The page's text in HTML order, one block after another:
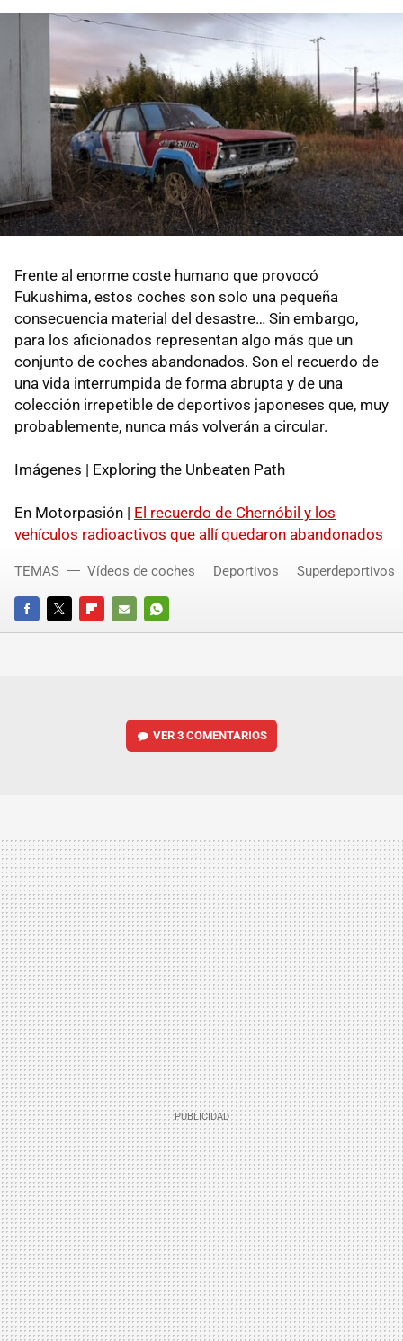
Frente al enorme coste humano que provocó
Fukushima, estos coches son solo una pequeña
consecuencia material del desastre… Sin embargo,
para los aficionados representan algo más que un
conjunto de coches abandonados. Son el recuerdo de
una vida interrumpida de forma abrupta y de una
colección irrepetible de deportivos japoneses que, muy
probablemente, nunca más volverán a circular.
Imágenes | Exploring the Unbeaten Path
En Motorpasión | El recuerdo de Chernóbil y los
vehículos radioactivos que allí quedaron abandonados
FACEBOOKTWITTERFLIPBOARD
E-
WHATSAPP
TEMAS Vídeos de coches Deportivos Superdeportivos
VER3 COMENTARIOS